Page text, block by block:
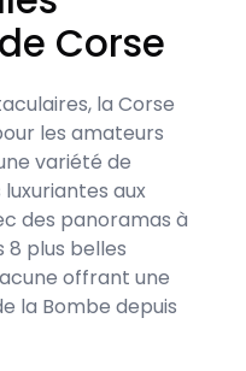
Corse
la Corse
les amateurs
variété de
aux
des panoramas à
8 plus belles
offrant une
la Bombe depuis